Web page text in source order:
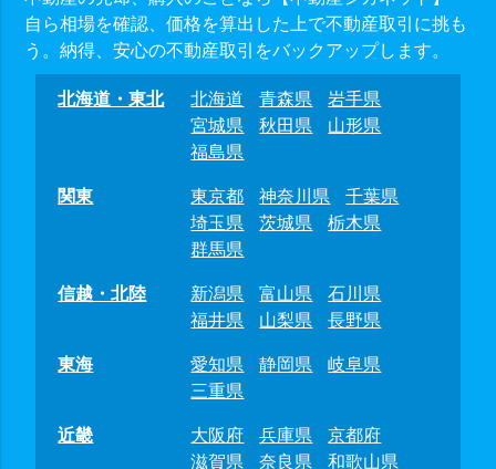
自ら相場を確認、価格を算出した上で不動産取引に挑も
う。納得、安心の不動産取引をバックアップします。
北海道・東北 北海道 青森県
岩手県
宮城県
秋田県
山形県
福島県
関東
東京都 神奈川県
千葉県
埼玉県
茨城県
栃木県
群馬県
信越・北陸
新潟県 富山県
石川県
福井県
山梨県
長野県
東海
愛知県 静岡県
岐阜県
三重県
近畿
大阪府 兵庫県
京都府
滋賀県
奈良県 和歌山県